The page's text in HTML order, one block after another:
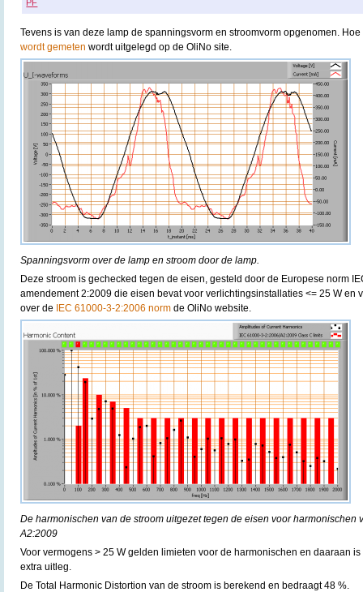
PF
Tevens is van deze lamp de spanningsvorm en stroomvorm opgenomen. Hoe
wordt gemeten wordt uitgelegd op de OliNo site.
Spanningsvorm over de lamp en stroom door de lamp.
Deze stroom is gechecked tegen de eisen, gesteld door de Europese norm
amendement 2:2009 die eisen bevat voor verlichtingsinstallaties <= 25 W en
over de
IEC 61000-3-2:2006 norm de OliNo website.
De harmonischen van de stroom uitgezet tegen de eisen voor harmonischen
A2:2009
Voor vermogens > 25 W gelden limieten voor de harmonischen en daaraan
extra uitleg.
De Total Harmonic Distortion van de stroom is berekend en bedraagt 48 %.